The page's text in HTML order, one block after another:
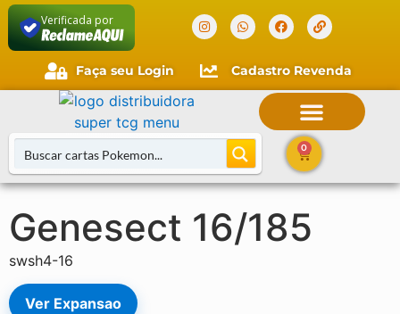
Verificada por
Faça seu Login Cadastro Revenda
0
Genesect 16/185
swsh4-16
Ver Expansao
Cliente novo?Comece aqui.